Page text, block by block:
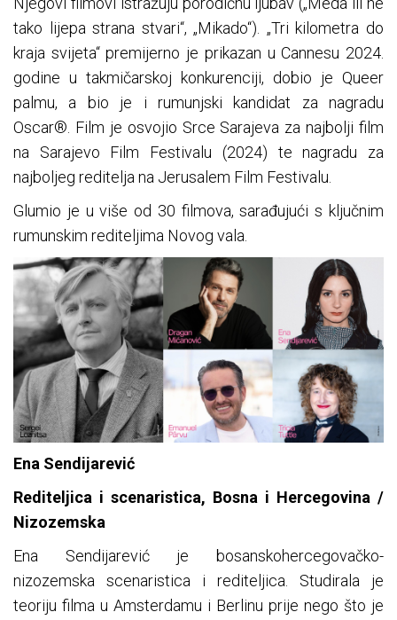
tako lijepa strana stvari“, „Mikado“). „Tri kilometra do
kraja svijeta“ premijerno je prikazan u Cannesu 2024.
godine u takmičarskoj konkurenciji, dobio je Queer
palmu, a bio je i rumunjski kandidat za nagradu
Oscar®. Film je osvojio Srce Sarajeva za najbolji film
na Sarajevo Film Festivalu (2024) te nagradu za
najboljeg reditelja na Jerusalem Film Festivalu.
Glumio je u više od 30 filmova, sarađujući s ključnim
rumunskim rediteljima Novog vala.
Ena Sendijarević
Rediteljica i scenaristica, Bosna i Hercegovina /
Nizozemska
Ena Sendijarević je bosanskohercegovačko-
nizozemska scenaristica i rediteljica. Studirala je
teoriju filma u Amsterdamu i Berlinu prije nego što je